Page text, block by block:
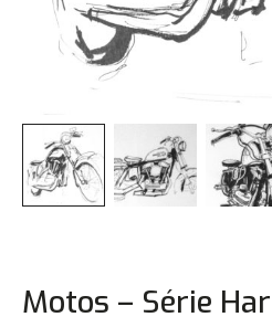
Motos – Série